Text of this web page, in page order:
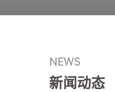
NEWS
新闻动态